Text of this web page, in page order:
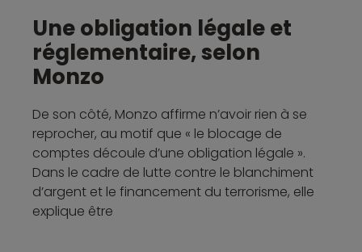
Une obligation légale et
réglementaire, selon
Monzo
De son côté, Monzo affirme n’avoir rien à se
reprocher, au motif que « le blocage de
comptes découle d’une obligation légale ».
Dans le cadre de lutte contre le blanchiment
d’argent et le financement du terrorisme, elle
explique être